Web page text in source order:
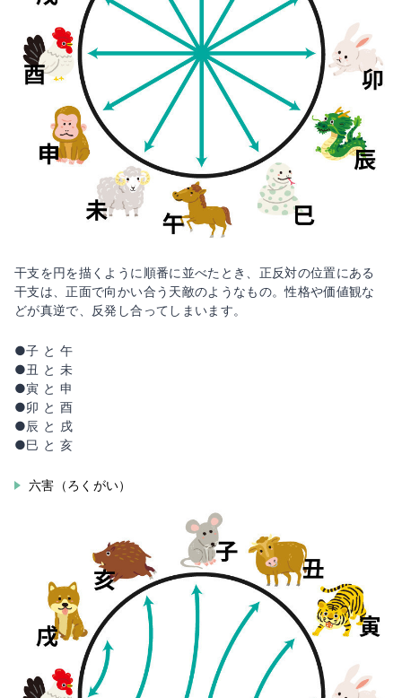
干支を円を描くように順番に並べたとき、正反対の位置にある
干支は、正面で向かい合う天敵のようなもの。性格や価値観な
どが真逆で、反発し合ってしまいます。
●子 と 午
●丑 と 未
●寅 と 申
●卯 と 酉
●辰 と 戌
●巳 と 亥
六害（ろくがい）